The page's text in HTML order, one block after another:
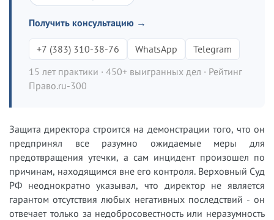
Получить консультацию →
+7 (383) 310-38-76 WhatsApp
Telegram
15 лет практики · 450+ выигранных дел · Рейтинг
Право.ru-300
Защита директора строится на демонстрации того, что он
предпринял все разумно ожидаемые меры для
предотвращения утечки, а сам инцидент произошел по
причинам, находящимся вне его контроля. Верховный Суд
РФ неоднократно указывал, что директор не является
гарантом отсутствия любых негативных последствий - он
отвечает только за недобросовестность или неразумность